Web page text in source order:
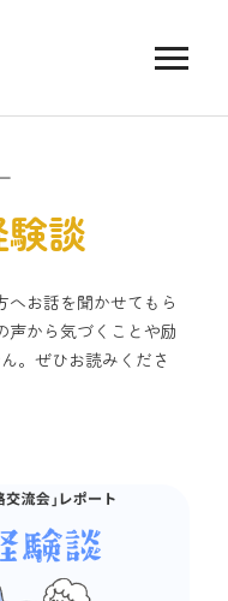
談
お話を聞かせてもら
声から気づくことや励
。ぜひお読みくださ